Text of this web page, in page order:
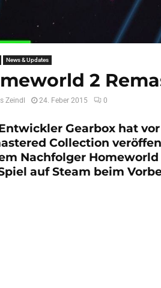
News & Updates
2
Zeindl 24. Feber 2015 0
Gearbox hat
Collection
Nachfolger
auf Steam beim